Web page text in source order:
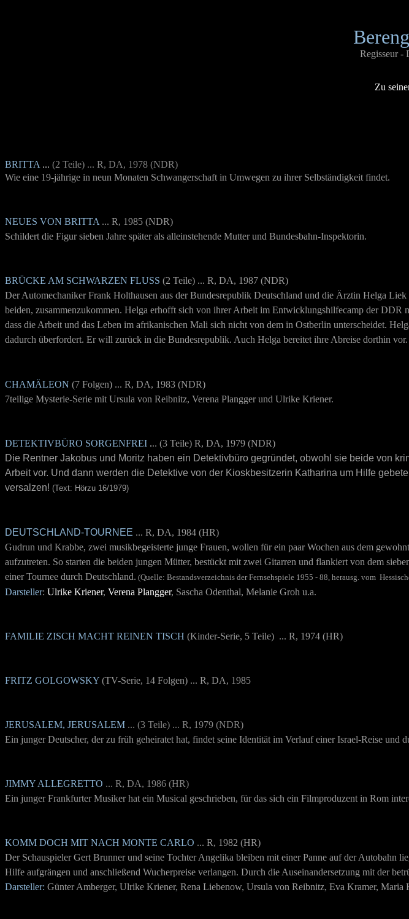
Regisseur -
Zu
BRITTA ... (2 Teile) ... R, DA, 1978 (NDR)
Wie eine 19-jährige in neun Monaten Schwangerschaft in Umwegen zu ihrer Selbständigkeit findet.
NEUES VON BRITTA ... R, 1985 (NDR)
Schildert die Figur sieben Jahre später als alleinstehende Mutter und Bundesbahn-Inspektorin.
BRÜCKE AM SCHWARZEN FLUSS (2 Teile) ... R, DA, 1987 (NDR)
Der Automechaniker Frank Holthausen aus der Bundesrepublik Deutschland und die Ärztin Helga
beiden, zusammenzukommen. Helga erhofft sich von ihrer Arbeit im Entwicklungshilfecamp der
dass die Arbeit und das Leben im afrikanischen Mali sich nicht von dem in Ostberlin unterscheidet.
dadurch überfordert. Er will zurück in die Bundesrepublik. Auch Helga bereitet ihre Abreise dorthin
CHAMÄLEON (7 Folgen) ... R, DA, 1983 (NDR)
7teilige Mysterie-Serie mit Ursula von Reibnitz, Verena Plangger und Ulrike Kriener.
DETEKTIVBÜRO SORGENFREI ... (3 Teile) R, DA, 1979 (NDR)
Die Rentner Jakobus und Moritz haben ein Detektivbüro gegründet, obwohl sie beide von
Arbeit vor. Und dann werden die Detektive von der Kioskbesitzerin Katharina um Hilfe
versalzen! (Text: Hörzu 16/1979)
DEUTSCHLAND-TOURNEE ... R, DA, 1984 (HR)
Gudrun und Krabbe, zwei musikbegeisterte junge Frauen, wollen für ein paar Wochen aus dem
aufzutreten. So starten die beiden jungen Mütter, bestückt mit zwei Gitarren und flankiert von dem
einer Tournee durch Deutschland. (Quelle: Bestandsverzeichnis der Fernsehspiele 1955 - 88, herausg. vom
Darsteller: Ulrike Kriener, Verena Plangger, Sascha Odenthal, Melanie Groh u.a.
FAMILIE ZISCH MACHT REINEN TISCH (Kinder-Serie, 5 Teile) ... R, 1974 (HR)
FRITZ GOLGOWSKY (TV-Serie, 14 Folgen) ... R, DA, 1985
JERUSALEM, JERUSALEM ... (3 Teile) ... R, 1979 (NDR)
Ein junger Deutscher, der zu früh geheiratet hat, findet seine Identität im Verlauf einer Israel-Reise und
JIMMY ALLEGRETTO ... R, DA, 1986 (HR)
Ein junger Frankfurter Musiker hat ein Musical geschrieben, für das sich ein Filmproduzent in Rom
KOMM DOCH MIT NACH MONTE CARLO ... R, 1982 (HR)
Der Schauspieler Gert Brunner und seine Tochter Angelika bleiben mit einer Panne auf der Autobahn
Hilfe aufgrängen und anschließend Wucherpreise verlangen. Durch die Auseinandersetzung mit der
Darsteller: Günter Amberger, Ulrike Kriener, Rena Liebenow, Ursula von Reibnitz, Eva Kramer, Maria